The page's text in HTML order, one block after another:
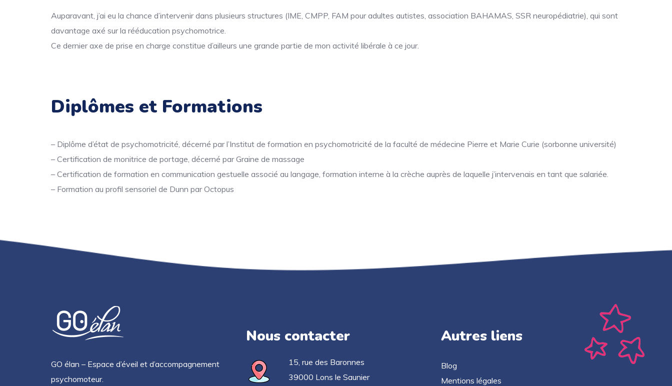
Auparavant, j’ai eu la chance d’intervenir dans plusieurs structures (IME, CMPP, FAM pour adultes autistes, association BAHAMAS, SSR neuropédiatrie), qui sont
davantage axé sur la rééducation psychomotrice.
Ce dernier axe de prise en charge constitue d’ailleurs une grande partie de mon activité libérale à ce jour.
Diplômes et Formations
– Diplôme d’état de psychomotricité, décerné par l’Institut de formation en psychomotricité de la faculté de médecine Pierre et Marie Curie (sorbonne université)
– Certification de monitrice de portage, décerné par Graine de massage
– Certification de formation en communication gestuelle associé au langage, formation interne à la crèche auprès de laquelle j’intervenais en tant que salariée.
– Formation au profil sensoriel de Dunn par Octopus
GO élan – Espace d’éveil et d’accompagnement
psychomoteur.
Nous contacter
15, rue des Baronnes
39000 Lons le Saunier
Autres liens
Blog
Mentions légales